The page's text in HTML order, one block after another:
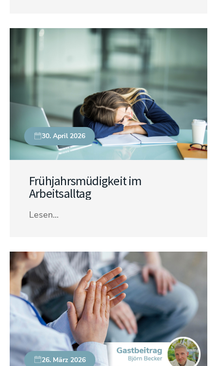
30. April 2026
Frühjahrsmüdigkeit im
Arbeitsalltag
Lesen...
26. März 2026